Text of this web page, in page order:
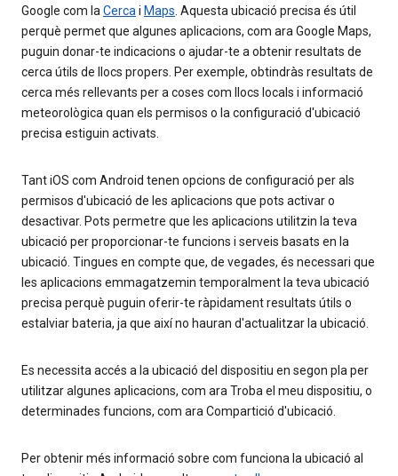
Google com laCercai Maps. Aquesta ubicació precisa és útil
perquè permet que algunes aplicacions, com ara Google Maps,
puguin donar-te indicacions o ajudar-te a obtenir resultats de
cerca útils de llocs propers. Per exemple, obtindràs resultats de
cerca més rellevants per a coses com llocs locals i informació
meteorològica quan els permisos o la configuració d'ubicació
precisa estiguin activats.
Tant iOS com Android tenen opcions de configuració per als
permisos d'ubicació de les aplicacions que pots activar o
desactivar. Pots permetre que les aplicacions utilitzin la teva
ubicació per proporcionar-te funcions i serveis basats en la
ubicació. Tingues en compte que, de vegades, és necessari que
les aplicacions emmagatzemin temporalment la teva ubicació
precisa perquè puguin oferir-te ràpidament resultats útils o
estalviar bateria, ja que així no hauran d'actualitzar la ubicació.
Es necessita accés a la ubicació del dispositiu en segon pla per
utilitzar algunes aplicacions, com ara Troba el meu dispositiu, o
determinades funcions, com ara Compartició d'ubicació.
Per obtenir més informació sobre com funciona la ubicació al